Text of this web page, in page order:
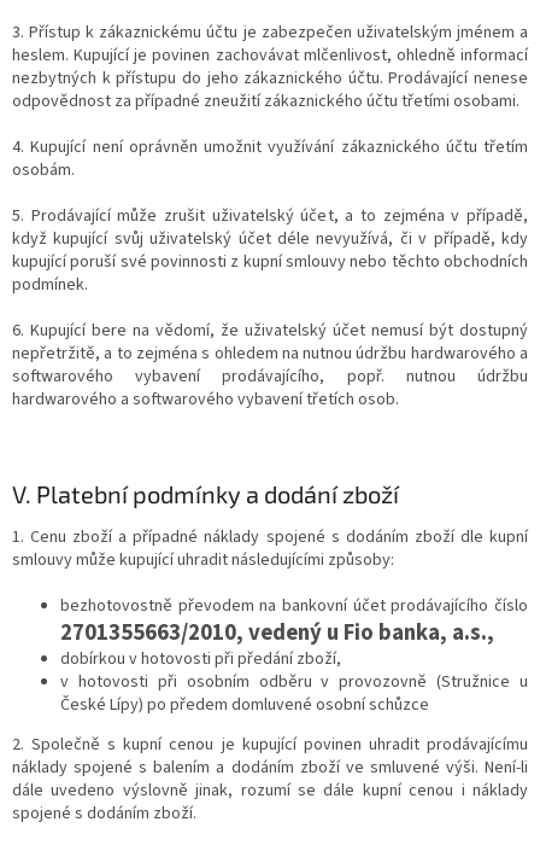
3. Přístup k zákaznickému účtu je zabezpečen uživatelským jménem a
heslem. Kupující je povinen zachovávat mlčenlivost, ohledně informací
nezbytných k přístupu do jeho zákaznického účtu. Prodávající nenese
odpovědnost za případné zneužití zákaznického účtu třetími osobami.
4. Kupující není oprávněn umožnit využívání zákaznického účtu třetím
osobám.
5. Prodávající může zrušit uživatelský účet, a to zejména v případě,
když kupující svůj uživatelský účet déle nevyužívá, či v případě, kdy
kupující poruší své povinnosti z kupní smlouvy nebo těchto obchodních
podmínek.
6. Kupující bere na vědomí, že uživatelský účet nemusí být dostupný
nepřetržitě, a to zejména s ohledem na nutnou údržbu hardwarového a
softwarového vybavení prodávajícího, popř. nutnou údržbu
hardwarového a softwarového vybavení třetích osob.
V. Platební podmínky a dodání zboží
1. Cenu zboží a případné náklady spojené s dodáním zboží dle kupní
smlouvy může kupující uhradit následujícími způsoby:
bezhotovostně převodem na bankovní účet prodávajícího číslo
2701355663/2010,vedený u Fio banka, a.s.,
dobírkou v hotovosti při předání zboží,
v hotovosti při osobním odběru v provozovně (Stružnice u
České Lípy) po předem domluvené osobní schůzce
2. Společně s kupní cenou je kupující povinen uhradit prodávajícímu
náklady spojené s balením a dodáním zboží ve smluvené výši. Není-li
dále uvedeno výslovně jinak, rozumí se dále kupní cenou i náklady
spojené s dodáním zboží.